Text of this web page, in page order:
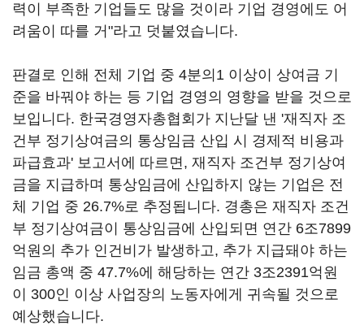
력이 부족한 기업들도 많을 것이라 기업 경영에도 어
려움이 따를 거"라고 덧붙였습니다.
판결로 인해 전체 기업 중 4분의1 이상이 상여금 기
준을 바꿔야 하는 등 기업 경영의 영향을 받을 것으로
보입니다. 한국경영자총협회가 지난달 낸 '재직자 조
건부 정기상여금의 통상임금 산입 시 경제적 비용과
파급효과' 보고서에 따르면, 재직자 조건부 정기상여
금을 지급하며 통상임금에 산입하지 않는 기업은 전
체 기업 중 26.7%로 추정됩니다. 경총은 재직자 조건
부 정기상여금이 통상임금에 산입되면 연간 6조7899
억원의 추가 인건비가 발생하고, 추가 지급돼야 하는
임금 총액 중 47.7%에 해당하는 연간 3조2391억원
이 300인 이상 사업장의 노동자에게 귀속될 것으로
예상했습니다.